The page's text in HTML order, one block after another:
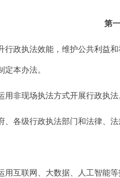
第
政执法效能，维护公共利益
定本办法。
非现场执法方式开展行政执
级行政执法部门和法律、法
互联网、大数据、人工智能